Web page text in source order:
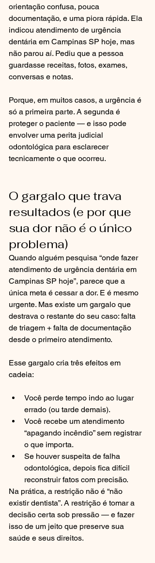
orientação confusa, pouca
documentação, e uma piora rápida. Ela
indicou atendimento de urgência
dentária em Campinas SP hoje, mas
não parou aí. Pediu que a pessoa
guardasse receitas, fotos, exames,
conversas e notas.
Porque, em muitos casos, a urgência é
só a primeira parte. A segunda é
proteger o paciente — e isso pode
envolver uma perita judicial
odontológica para esclarecer
tecnicamente o que ocorreu.
O gargalo que trava
resultados (e por que
sua dor não é o único
problema)
Quando alguém pesquisa “onde fazer
atendimento de urgência dentária em
Campinas SP hoje”, parece que a
única meta é cessar a dor. E é mesmo
urgente. Mas existe um gargalo que
destrava o restante do seu caso: falta
de triagem + falta de documentação
desde o primeiro atendimento.
Esse gargalo cria três efeitos em
cadeia:
Você perde tempo indo ao lugar
errado (ou tarde demais).
Você recebe um atendimento
“apagando incêndio” sem registrar
o que importa.
Se houver suspeita de falha
odontológica, depois fica difícil
reconstruir fatos com precisão.
Na prática, a restrição não é “não
existir dentista”. A restrição é tomar a
decisão certa sob pressão — e fazer
isso de um jeito que preserve sua
saúde e seus direitos.